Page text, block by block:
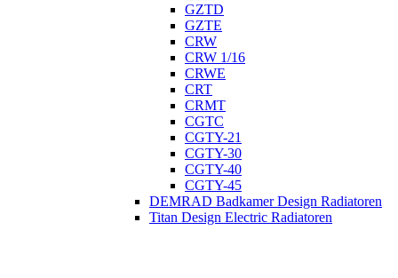
GZTD
GZTE
CRW
CRW 1/16
CRWE
CRT
CRMT
CGTC
CGTY-21
CGTY-30
CGTY-40
CGTY-45
DEMRAD Badkamer Design Radiatoren
Titan Design Electric Radiatoren